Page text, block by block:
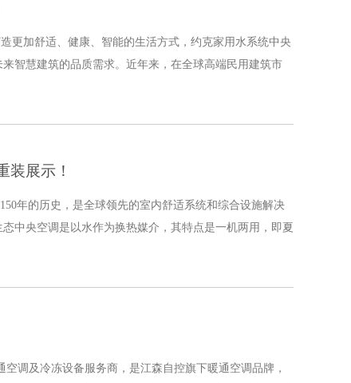
更加舒适、健康、智能的生活方式，约克家用水系统中央
智慧建筑的品质需求。近年来，在全球高端民用建筑市
装展示！
年的历史，是全球领先的室内舒适系统和综合设施解决
中央空调是以水作为换热媒介，其特点是一机两用，即夏
调及冷冻设备服务商，是江森自控旗下暖通空调品牌，